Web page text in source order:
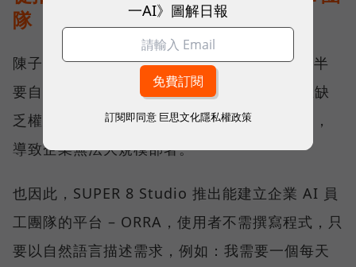
隊
陳子龍觀察，市面上的 AI Agent 開發工具多半
要自行寫程式、設計工作流程或串接 API，且缺
乏權限管理、流程控管與稽核追蹤等治理機制，
導致企業無法大規模部署。
也因此，SUPER 8 Studio 推出能建立企業 AI 員
工團隊的平台 – ORRA，使用者不需撰寫程式，只
要以自然語言描述需求，例如：我需要一個每天
一AI》圖解日報
訂閱即同意 巨思文化隱私權政策